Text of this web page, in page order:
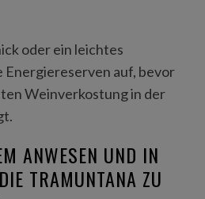
oder ein leichtes
auf, bevor
Weinverkostung in der
ANWESEN UND IN
TRAMUNTANA ZU